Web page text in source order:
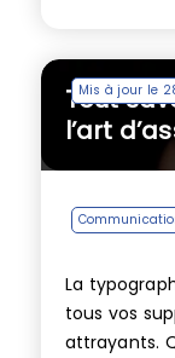
Mis à jour le
Tout
l’art
La
tous vos
attrayants.